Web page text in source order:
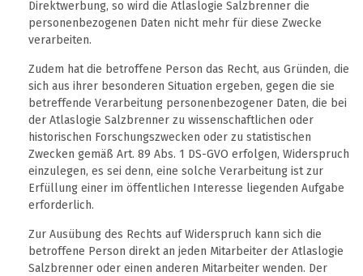
Direktwerbung, so wird die Atlaslogie Salzbrenner die
personenbezogenen Daten nicht mehr für diese Zwecke
verarbeiten.
Zudem hat die betroffene Person das Recht, aus Gründen, die
sich aus ihrer besonderen Situation ergeben, gegen die sie
betreffende Verarbeitung personenbezogener Daten, die bei
der Atlaslogie Salzbrenner zu wissenschaftlichen oder
historischen Forschungszwecken oder zu statistischen
Zwecken gemäß Art. 89 Abs. 1 DS-GVO erfolgen, Widerspruch
einzulegen, es sei denn, eine solche Verarbeitung ist zur
Erfüllung einer im öffentlichen Interesse liegenden Aufgabe
erforderlich.
Zur Ausübung des Rechts auf Widerspruch kann sich die
betroffene Person direkt an jeden Mitarbeiter der Atlaslogie
Salzbrenner oder einen anderen Mitarbeiter wenden. Der